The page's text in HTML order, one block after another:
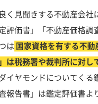
く見聞きする不動産会
評価書」「不動産価格調
は 国家資格を有する不
は税務署や裁判所に対し
イヤモンドについてく
報告書」は鑑定評価書よ